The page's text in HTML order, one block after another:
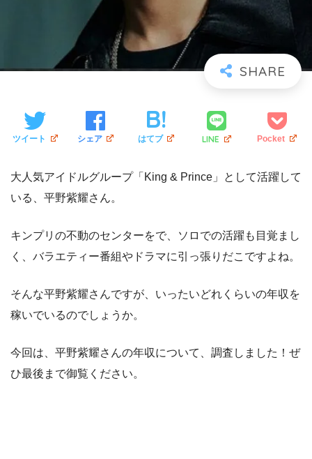
ツイート シェア はてブ LINE Pocket
大人気アイドルグループ「King & Prince」として活躍して
いる、平野紫耀さん。
キンプリの不動のセンターをで、ソロでの活躍も目覚まし
く、バラエティー番組やドラマに引っ張りだこですよね。
そんな平野紫耀さんですが、いったいどれくらいの年収を
稼いでいるのでしょうか。
今回は、平野紫耀さんの年収について、調査しました！ぜ
ひ最後まで御覧ください。